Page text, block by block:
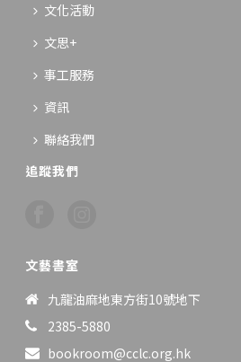
文化活動
文思+
事工服務
資訊
聯絡我們
追蹤我們
文藝書室
九龍油麻地東方街10號地下
2385-5880
bookroom@cclc.org.hk